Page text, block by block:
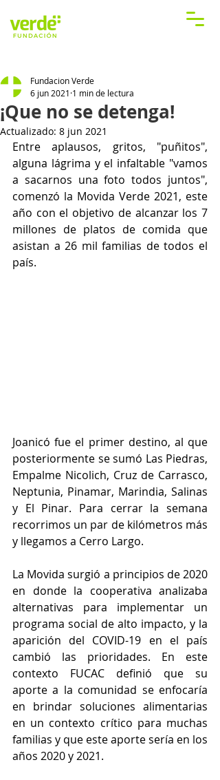
¡Que no se detenga!
Fundacion Verde
6 jun 2021 1 min de lectura
Actualizado: 8 jun 2021
Entre aplausos, gritos, "puñitos",
alguna lágrima y el infaltable "vamos
a sacarnos una foto todos juntos",
comenzó la Movida Verde 2021, este
año con el objetivo de alcanzar los 7
millones de platos de comida que
asistan a 26 mil familias de todos el
país.
Joanicó fue el primer destino, al que
posteriormente se sumó Las Piedras,
Empalme Nicolich, Cruz de Carrasco,
Neptunia, Pinamar, Marindia, Salinas
y El Pinar. Para cerrar la semana
recorrimos un par de kilómetros más
y llegamos a Cerro Largo.
La Movida surgió a principios de 2020
en donde la cooperativa analizaba
alternativas para implementar un
programa social de alto impacto, y la
aparición del COVID-19 en el país
cambió las prioridades. En este
contexto FUCAC definió que su
aporte a la comunidad se enfocaría
en brindar soluciones alimentarias
en un contexto crítico para muchas
familias y que este aporte sería en los
años 2020 y 2021.